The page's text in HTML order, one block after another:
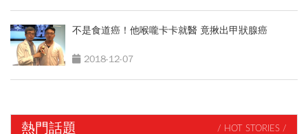
不是食道癌！他喉嚨卡卡就醫 竟揪出甲狀腺癌
2018-12-07
熱門話題 / HOT STORIES /